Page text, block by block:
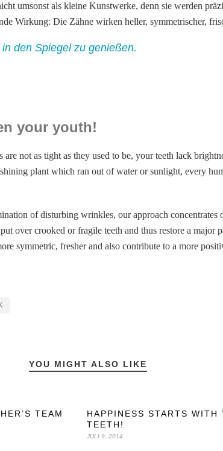
umsonst als kleine Kunstwerke, denn sie werden
Wirkung: Die Zähne wirken heller, symmetrischer,
den Spiegel zu genießen.
your youth!
not as tight as they used to be, your teeth lack
plant which ran out of water or sunlight, every
of disturbing wrinkles, our approach
over crooked or fragile teeth and thus restore a
symmetric, fresher and also contribute to a more
YOU MIGHT ALSO LIKE
TEAM
HAPPINESS STARTS WITH
TEETH!
JULI 9, 2014